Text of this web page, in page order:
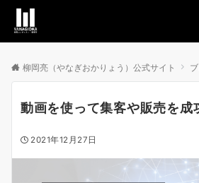
柳岡亮（やなぎおかりょう）公式サイト
動画を使って集客や販売を成
2021年12月27日